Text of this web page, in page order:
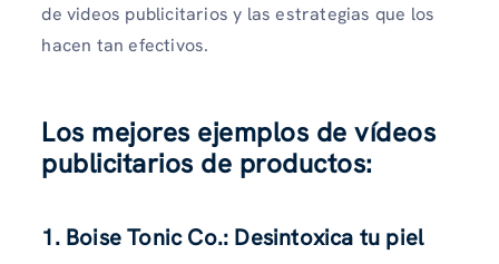
de videos publicitarios y las estrategias que los
hacen tan efectivos.
Los mejores ejemplos de vídeos
publicitarios de productos:
1. Boise Tonic Co.: Desintoxica tu piel